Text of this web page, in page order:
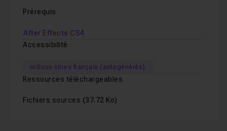
Prérequis
After Effects CS4
Accessibilité
Sous-titres français (autogénérés)
Ressources téléchargeables
Fichiers sources (37.72 Ko)